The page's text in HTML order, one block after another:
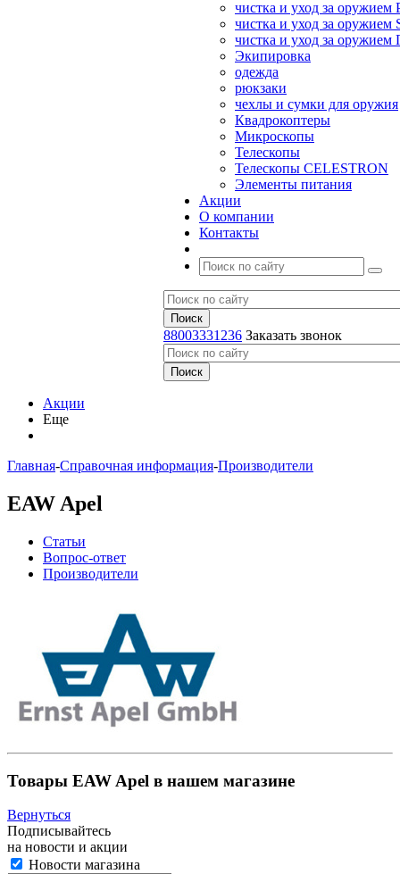
чистка и уход за оружием
чистка и уход за оружием
чистка и уход за
Экипировка
одежда
рюкзаки
чехлы и сумки для оружия
Квадрокоптеры
Микроскопы
Телескопы
Телескопы CELESTRON
Элементы питания
Акции
О компании
Контакты
88003331236 Заказать звонок
Акции
Еще
Главная-Справочная информация-Производители
EAW Apel
Статьи
Вопрос-ответ
Производители
Товары EAW Apel в нашем магазине
Вернуться
Подписывайтесь
на новости и акции
Новости магазина